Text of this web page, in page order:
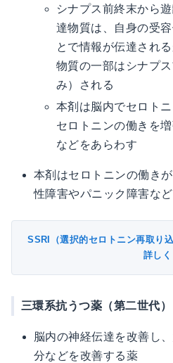
シナプス前終末から
達物質は、自身の受
とで情報が伝達され
物質の一部はシナプ
み）される
本剤は脳内でセロト
セロトニンの働きを
などをあらわす
本剤はセロトニンの働き
性障害やパニック障害な
SSRI（選択的セロトニン再取り
詳しく
三環系抗うつ薬（第二世代）
脳内の神経伝達を改善し
分などを改善する薬